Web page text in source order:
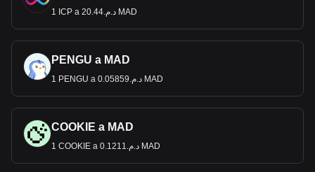
1 ICP a د.م.20.44 MAD
PENGU a MAD
1 PENGU a د.م.0.05859 MAD
COOKIE a MAD
1 COOKIE a د.م.0.1211 MAD